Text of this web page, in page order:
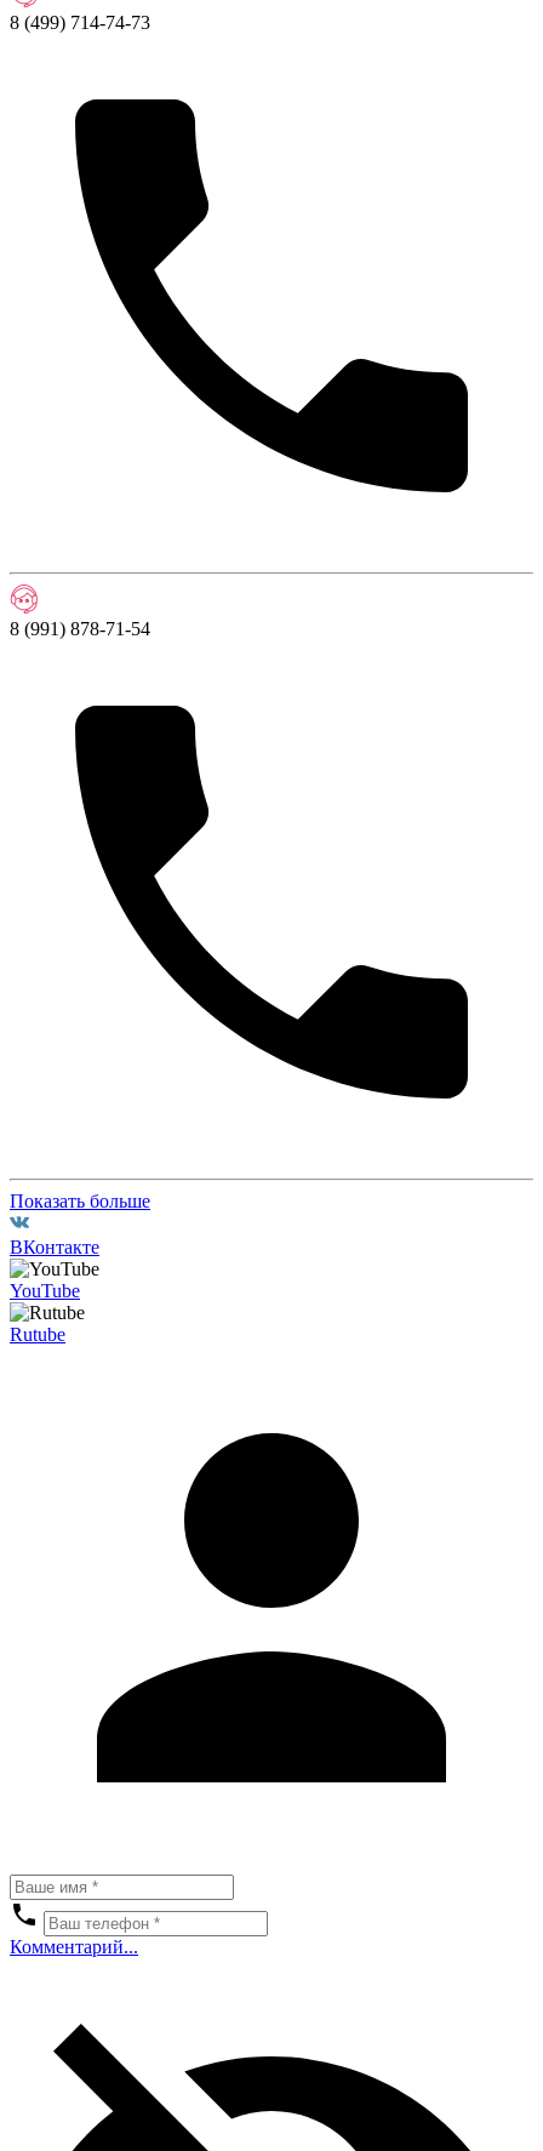
8 (499) 714-74-73
8 (991) 878-71-54
Показать больше
ВКонтакте
YouTube
Rutube
Комментарий...